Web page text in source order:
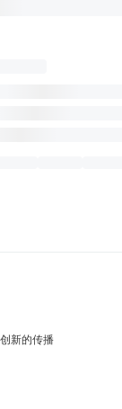
新的传播